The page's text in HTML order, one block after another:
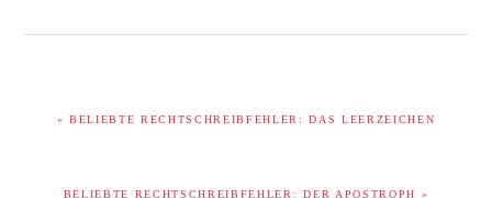
BEITRAG:
« BELIEBTE RECHTSCHREIBFEHLER: DAS LEERZEICHEN
BELIEBTE RECHTSCHREIBFEHLER: DER APOSTROPH »